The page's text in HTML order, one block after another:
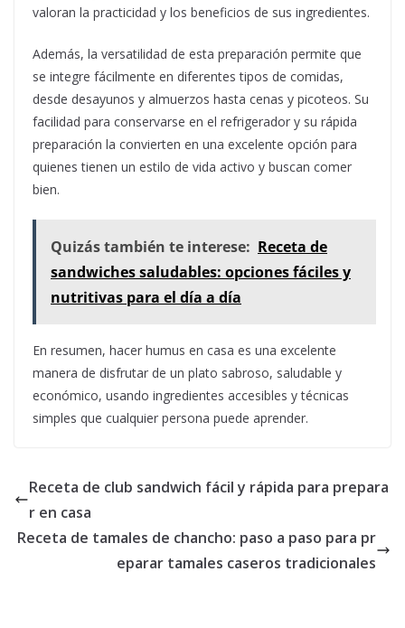
valoran la practicidad y los beneficios de sus ingredientes.
Además, la versatilidad de esta preparación permite que
se integre fácilmente en diferentes tipos de comidas,
desde desayunos y almuerzos hasta cenas y picoteos. Su
facilidad para conservarse en el refrigerador y su rápida
preparación la convierten en una excelente opción para
quienes tienen un estilo de vida activo y buscan comer
bien.
Quizás también te interese: Receta de
sandwiches saludables: opciones fáciles y
nutritivas para el día a día
En resumen, hacer humus en casa es una excelente
manera de disfrutar de un plato sabroso, saludable y
económico, usando ingredientes accesibles y técnicas
simples que cualquier persona puede aprender.
Receta de club sandwich fácil y rápida para prepara
r en casa
Receta de tamales de chancho: paso a paso para pr
eparar tamales caseros tradicionales